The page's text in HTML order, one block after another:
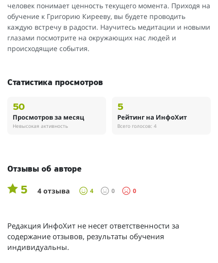
человек понимает ценность текущего момента. Приходя на
обучение к Григорию Кирееву, вы будете проводить
каждую встречу в радости. Научитесь медитации и новыми
глазами посмотрите на окружающих нас людей и
происходящие события.
Статистика просмотров
50
Просмотров за месяц
Невысокая активность
5
Рейтинг на ИнфоХит
Всего голосов: 4
Отзывы об авторе
5 4 отзыва 4 0 0
Редакция ИнфоХит не несет ответственности за
содержание отзывов, результаты обучения
индивидуальны.